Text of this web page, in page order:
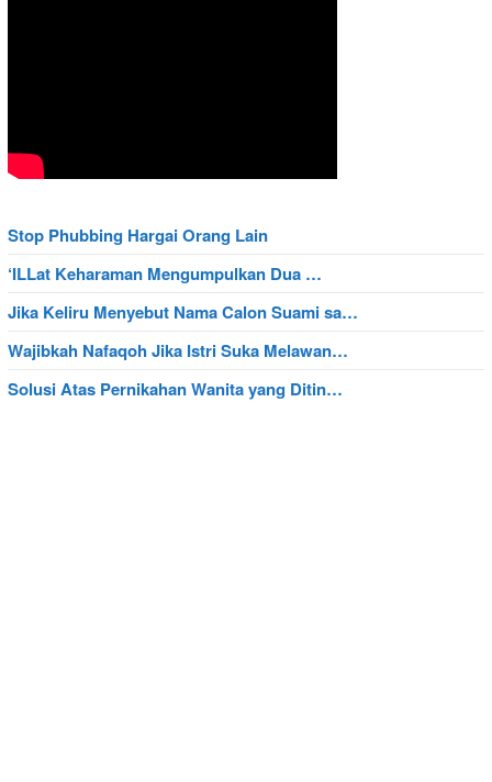
Stop Phubbing Hargai Orang Lain
‘ILLat Keharaman Mengumpulkan Dua …
Jika Keliru Menyebut Nama Calon Suami sa…
Wajibkah Nafaqoh Jika Istri Suka Melawan…
Solusi Atas Pernikahan Wanita yang Ditin…